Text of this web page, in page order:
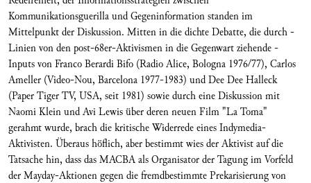
Kommunikationsguerilla und Gegeninformation standen im
Mittelpunkt der Diskussion. Mitten in die dichte Debatte, die durch -
Linien von den post-68er-Aktivismen in die Gegenwart ziehende -
Inputs von Franco Berardi Bifo (Radio Alice, Bologna 1976/77), Carlos
Ameller (Video-Nou, Barcelona 1977-1983) und Dee Dee Halleck
(Paper Tiger TV, USA, seit 1981) sowie durch eine Diskussion mit
Naomi Klein und Avi Lewis über deren neuen Film "La Toma"
gerahmt wurde, brach die kritische Widerrede eines Indymedia-
Aktivisten. Überaus höflich, aber bestimmt wies der Aktivist auf die
Tatsache hin, dass das MACBA als Organisator der Tagung im Vorfeld
der Mayday-Aktionen gegen die fremdbestimmte Prekarisierung von